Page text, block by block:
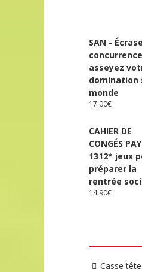
SAN -
asseyez
domination
monde
17.00€
CAHIER DE
CONGÉS
1312* jeux
préparer la
rentrée
14.90€
Casse tête